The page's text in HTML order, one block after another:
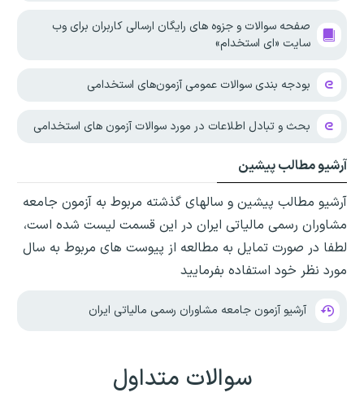
صفحه سوالات و جزوه های رایگان ارسالی کاربران برای وب
سایت «ای استخدام»
بودجه بندی سوالات عمومی آزمون‌های استخدامی
بحث و تبادل اطلاعات در مورد سوالات آزمون های استخدامی
آرشیو مطالب پیشین
آرشیو مطالب پیشین و سالهای گذشته مربوط به آزمون جامعه
مشاوران رسمی مالیاتی ایران در این قسمت لیست شده است،
لطفا در صورت تمایل به مطالعه از پیوست های مربوط به سال
مورد نظر خود استفاده بفرمایید
آرشیو آزمون جامعه مشاوران رسمی مالیاتی ایران
سوالات متداول